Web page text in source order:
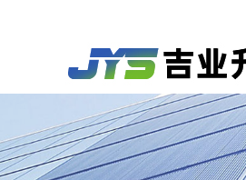
公司首页
公司动态